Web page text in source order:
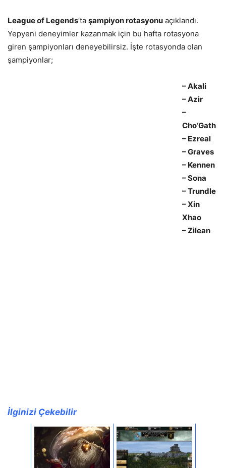
League of Legends‘ta şampiyon rotasyonu açıklandı.
Yepyeni deneyimler kazanmak için bu hafta rotasyona
giren şampiyonları deneyebilirsiz. İşte rotasyonda olan
şampiyonlar;
– Akali
– Azir
–
Cho’Gath
– Ezreal
– Graves
– Kennen
– Sona
– Trundle
– Xin
Xhao
– Zilean
İlginizi Çekebilir